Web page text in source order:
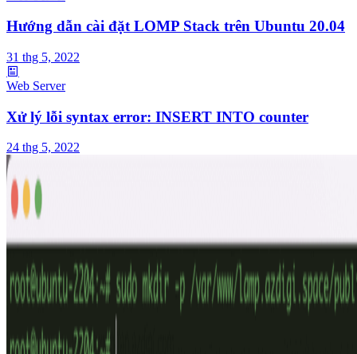
Hướng dẫn cài đặt LOMP Stack trên Ubuntu 20.04
31 thg 5, 2022
Web Server
Xử lý lỗi syntax error: INSERT INTO counter
24 thg 5, 2022